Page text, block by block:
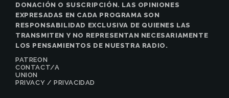
DONACIÓN O SUSCRIPCIÓN. LAS OPINIONES
EXPRESADAS EN CADA PROGRAMA SON
RESPONSABILIDAD EXCLUSIVA DE QUIENES LAS
TRANSMITEN Y NO REPRESENTAN NECESARIAMENTE
LOS PENSAMIENTOS DE NUESTRA RADIO.
PATREON
CONTACT/A
UNION
PRIVACY / PRIVACIDAD